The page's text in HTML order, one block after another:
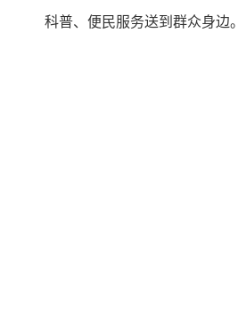
科普、便民服务送到群众身边。